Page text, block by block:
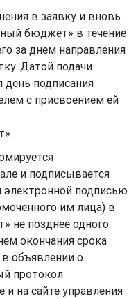
в заявку и вновь
бюджет» в течение
за днем направления
Датой подачи
день подписания
с присвоением ей
и подписывается
электронной подписью
им лица) в
не позднее одного
окончания срока
в объявлении о
протокол
на сайте управления